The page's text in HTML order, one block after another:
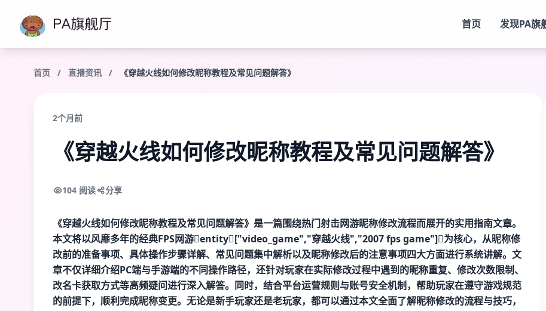
首页 发现PA旗
首页 / 直播资讯 / 《穿越火线如何修改昵称教程及常见问题解答》
2个月前
《穿越火线如何修改昵称教程及常见问题解答》
104 阅读 分享
《穿越火线如何修改昵称教程及常见问题解答》是一篇围绕热门射击网游昵称修改流程而展开的实用指南文章。
本文将以风靡多年的经典FPS网游entity["video_game","穿越火线","2007 fps game"]为核心，从昵称修
改前的准备事项、具体操作步骤详解、常见问题集中解析以及昵称修改后的注意事项四大方面进行系统讲解。文
章不仅详细介绍PC端与手游端的不同操作路径，还针对玩家在实际修改过程中遇到的昵称重复、修改次数限制、
改名卡获取方式等高频疑问进行深入解答。同时，结合平台运营规则与账号安全机制，帮助玩家在遵守游戏规范
的前提下，顺利完成昵称变更。无论是新手玩家还是老玩家，都可以通过本文全面了解昵称修改的流程与技巧，